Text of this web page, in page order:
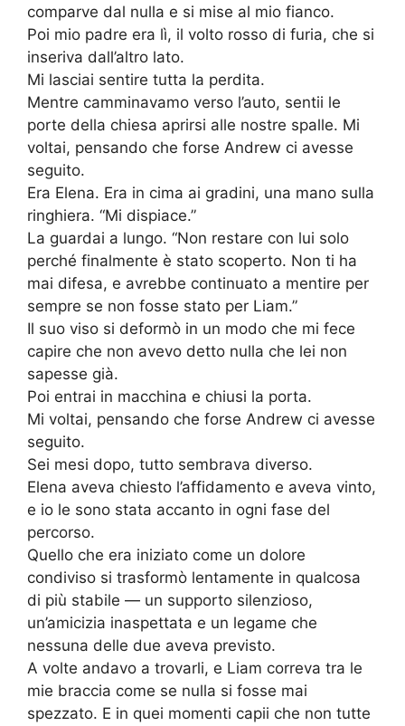
comparve dal nulla e si mise al mio fianco.
Poi mio padre era lì, il volto rosso di furia, che si
inseriva dall’altro lato.
Mi lasciai sentire tutta la perdita.
Mentre camminavamo verso l’auto, sentii le
porte della chiesa aprirsi alle nostre spalle. Mi
voltai, pensando che forse Andrew ci avesse
seguito.
Era Elena. Era in cima ai gradini, una mano sulla
ringhiera. “Mi dispiace.”
La guardai a lungo. “Non restare con lui solo
perché finalmente è stato scoperto. Non ti ha
mai difesa, e avrebbe continuato a mentire per
sempre se non fosse stato per Liam.”
Il suo viso si deformò in un modo che mi fece
capire che non avevo detto nulla che lei non
sapesse già.
Poi entrai in macchina e chiusi la porta.
Mi voltai, pensando che forse Andrew ci avesse
seguito.
Sei mesi dopo, tutto sembrava diverso.
Elena aveva chiesto l’affidamento e aveva vinto,
e io le sono stata accanto in ogni fase del
percorso.
Quello che era iniziato come un dolore
condiviso si trasformò lentamente in qualcosa
di più stabile — un supporto silenzioso,
un’amicizia inaspettata e un legame che
nessuna delle due aveva previsto.
A volte andavo a trovarli, e Liam correva tra le
mie braccia come se nulla si fosse mai
spezzato. E in quei momenti capii che non tutte